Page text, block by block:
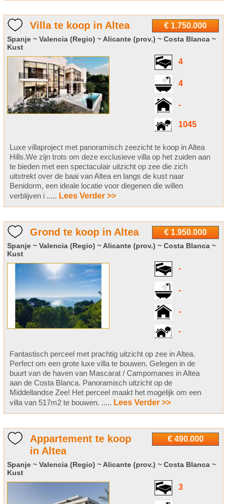
€ 1.750.000
Villa te koop in Altea
Spanje ~ Valencia (Regio) ~ Alicante (prov.) ~ Costa Blanca ~
Kust
4
4
-
1045
Luxe villaproject met panoramisch zeezicht te koop in Altea
Hills.We zijn trots om deze exclusieve villa op het zuiden aan
te bieden met een spectaculair uitzicht op zee die zich
uitstrekt over de baai van Altea en langs de kust naar
Benidorm, een ideale locatie voor diegenen die willen
verblijven i ..... Lees Verder >>
€ 1.950.000
Grond te koop in Altea
Spanje ~ Valencia (Regio) ~ Alicante (prov.) ~ Costa Blanca ~
Kust
-
-
-
-
Fantastisch perceel met prachtig uitzicht op zee in Altea.
Perfect om een grote luxe villa te bouwen. Gelegen in de
buurt van de haven van Mascarat / Campomanes in Altea
aan de Costa Blanca. Panoramisch uitzicht op de
Middellandse Zee! Het perceel maakt het mogelijk om een
villa van 517m2 te bouwen. ..... Lees Verder >>
€ 490.000
Appartement te koop
in Altea
Spanje ~ Valencia (Regio) ~ Alicante (prov.) ~ Costa Blanca ~
Kust
3